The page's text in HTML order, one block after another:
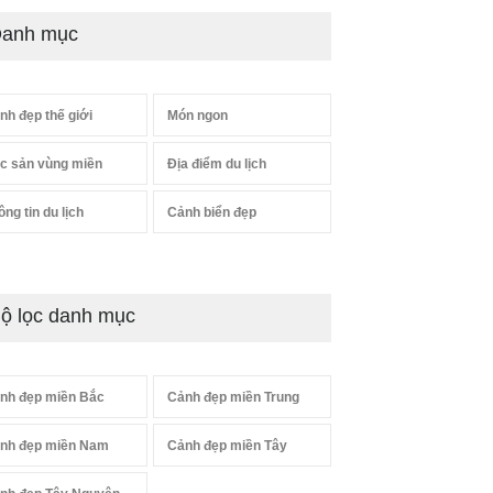
mục
đẹp thế giới Món ngon
sản vùng miền Địa điểm du lịch
tin du lịch Cảnh biển đẹp
lọc danh mục
đẹp miền Bắc Cảnh đẹp miền Trung
đẹp miền Nam Cảnh đẹp miền Tây